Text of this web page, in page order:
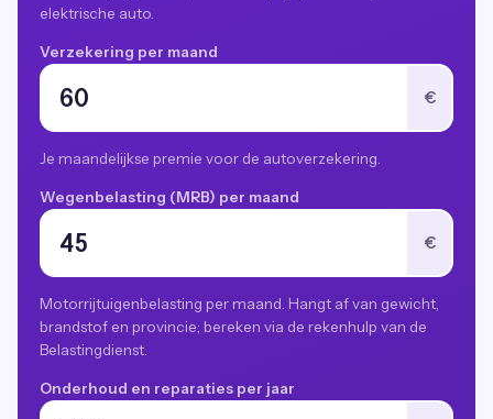
elektrische auto.
Verzekering per maand
€
Je maandelijkse premie voor de autoverzekering.
Wegenbelasting (MRB) per maand
€
Motorrijtuigenbelasting per maand. Hangt af van gewicht,
brandstof en provincie; bereken via de rekenhulp van de
Belastingdienst.
Onderhoud en reparaties per jaar